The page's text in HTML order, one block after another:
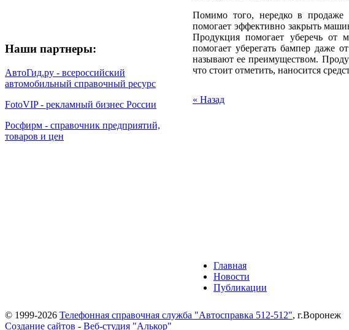
Наши партнеры:
АвтоГид.ру - всероссийский
автомобильный справочный ресурс
FotoVIP - рекламный бизнес России
Росфирм - справочник предприятий,
товаров и цен
Помимо того, нередко в продаже
помогает эффективно закрыть
Продукция помогает уберечь от
помогает уберегать бампер даже
называют ее преимуществом.
что стоит отметить, наносится
« Назад
Главная
Новости
Публикации
© 1999-2026 Телефонная справочная служба "Автосправка 512-512", г.Воронеж
Создание сайтов - Веб-студия "Алькор"